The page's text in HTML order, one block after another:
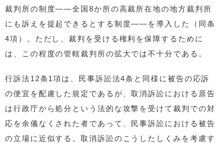
裁判所の制度――全国8か所の高裁所在地の地方裁判所
にも訴えを提起できるとする制度――を導入した（同条
4項）。ただし、裁判を受ける権利を保障するために
は、この程度の管轄裁判所の拡大では不十分である。
行訴法12条1項は、民事訴訟法4条と同様に被告の応訴
の便宜を配慮した規定であるが、取消訴訟における原告
は行政庁から処分という法的な攻撃を受けて裁判での対
応を余儀なくされた者であって、民事訴訟における被告
の立場に近似する。取消訴訟のこうしたしくみを考慮す